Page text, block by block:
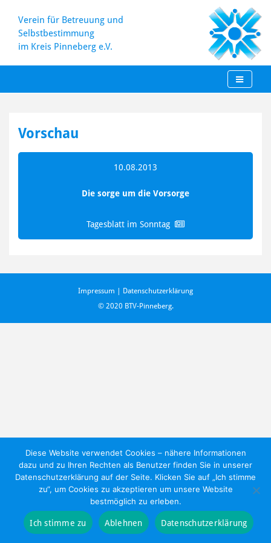
Verein für Betreuung und
Selbstbestimmung
im Kreis Pinneberg e.V.
contentVorschau
10.08.2013
Die sorge um die Vorsorge
Tagesblatt im Sonntag
©2020 BTV-Pinneberg.
Impressum | Datenschutzerklärung
Diese Website verwendet Cookies – nähere Informationen
dazu und zu Ihren Rechten als Benutzer finden Sie in unserer
Datenschutzerklärung auf der Seite. Klicken Sie auf „Ich stimme
zu“, um Cookies zu akzeptieren um unsere Website
bestmöglich zu erleben.
Ich stimme zu Ablehnen Datenschutzerklärung